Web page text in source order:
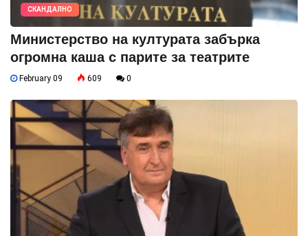
СКАНДАЛНО
Министерство на културата забърка
огромна каша с парите за театрите
February 09 609 0